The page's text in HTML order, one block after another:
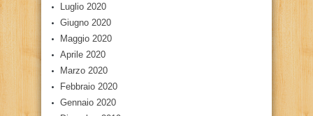
Luglio 2020
Giugno 2020
Maggio 2020
Aprile 2020
Marzo 2020
Febbraio 2020
Gennaio 2020